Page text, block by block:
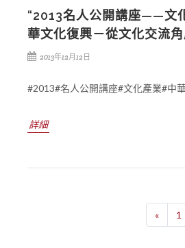
“2013名人公開講座——文
華文化復興－從文化交流角
2013年12月12日
#2013#名人公開講座#文化產業#中
詳細
« 1